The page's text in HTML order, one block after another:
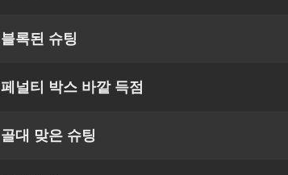
블록된 슈팅
페널티 박스 바깥 득점
골대 맞은 슈팅